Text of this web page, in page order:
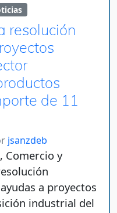
resolución
de 11
jsanzdeb
Comercio y
a proyectos
industrial del